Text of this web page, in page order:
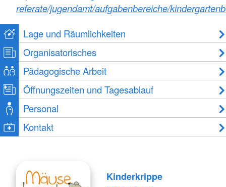
referate/jugendamt/aufgabenbereiche/
Lage und Räumlichkeiten
Organisatorisches
Pädagogische Arbeit
Öffnungszeiten und Tagesablauf
Personal
Kontakt
Kinderkrippe